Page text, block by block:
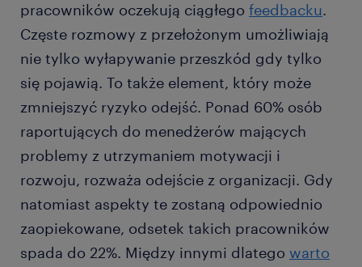
pracowników oczekują ciągłego feedbacku.
Częste rozmowy z przełożonym umożliwiają
nie tylko wyłapywanie przeszkód gdy tylko
się pojawią. To także element, który może
zmniejszyć ryzyko odejść. Ponad 60% osób
raportujących do menedżerów mających
problemy z utrzymaniem motywacji i
rozwoju, rozważa odejście z organizacji. Gdy
natomiast aspekty te zostaną odpowiednio
zaopiekowane, odsetek takich pracowników
spada do 22%. Między innymi dlatego warto